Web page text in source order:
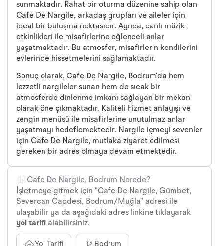
sunmaktadır. Rahat bir oturma düzenine sahip olan
Cafe De Nargile, arkadaş grupları ve aileler için
ideal bir buluşma noktasıdır. Ayrıca, canlı müzik
etkinlikleri ile misafirlerine eğlenceli anlar
yaşatmaktadır. Bu atmosfer, misafirlerin kendilerini
evlerinde hissetmelerini sağlamaktadır.
Sonuç olarak, Cafe De Nargile, Bodrum’da hem
lezzetli nargileler sunan hem de sıcak bir
atmosferde dinlenme imkanı sağlayan bir mekan
olarak öne çıkmaktadır. Kaliteli hizmet anlayışı ve
zengin menüsü ile misafirlerine unutulmaz anlar
yaşatmayı hedeflemektedir. Nargile içmeyi sevenler
için Cafe De Nargile, mutlaka ziyaret edilmesi
gereken bir adres olmaya devam etmektedir.
Cafe De Nargile, Bodrum Nerede?
İşletmeye gitmek için “Cafe De Nargile, Gümbet,
Severcan Caddesi, Bodrum/Muğla” adresi ile
ulaşabilir ya da aşağıdaki adres linkine tıklayarak
yol tarifi alabilirsiniz.
Yol Tarifi Bodrum